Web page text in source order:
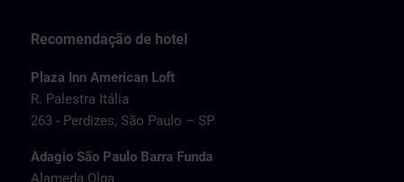
Recomendação de hotel
Plaza Inn American Loft
R. Palestra Itália
263 - Perdizes, São Paulo – SP
Adagio São Paulo Barra Funda
Alameda Olga